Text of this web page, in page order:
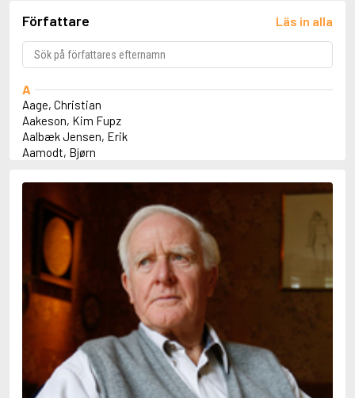
Författare Läs in alla
A
Aage, Christian
Aakeson, Kim Fupz
Aalbæk Jensen, Erik
Aamodt, Bjørn
Abbey, Kieran
Abbot, Anthony
Abbott, John
Abbott, Megan
Abdel-Fattah, Randa
Abdolah, Kader
Abé, Kobo
Abedi, Isabel
Abele, Inga
Abgarjan, Narine
Abish, Walter
Aboulela, Leila
Abrahams, Peter (f. 1919)
Abrahams, Peter (f. 1947)